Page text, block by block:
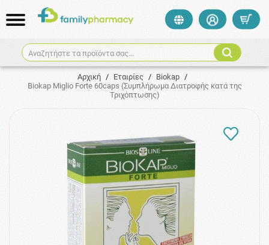
Αναζητήστε τα προϊόντα σας...
Αρχική / Εταιρίες / Biokap /
Biokap Miglio Forte 60caps (Συμπλήρωμα Διατροφής κατά της
Τριχόπτωσης)